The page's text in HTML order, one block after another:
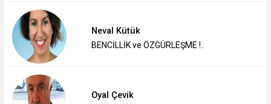
Neval Kütük
BENCİLLİK ve ÖZGÜRLEŞME !..
Oyal Çevik